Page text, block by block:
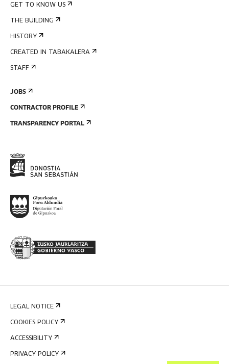
GET TO KNOW US
THE BUILDING
HISTORY
CREATED IN TABAKALERA
STAFF
JOBS
CONTRACTOR PROFILE
TRANSPARENCY PORTAL
LEGAL NOTICE
COOKIES POLICY
ACCESSIBILITY
PRIVACY POLICY